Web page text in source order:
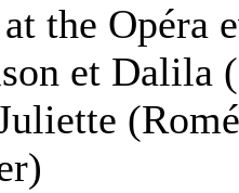
the Opéra
et Dalila